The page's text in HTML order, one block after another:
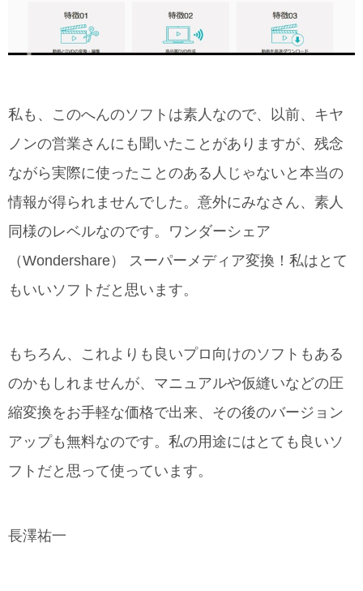
私も、このへんのソフトは素人なので、以前、キヤ
ノンの営業さんにも聞いたことがありますが、残念
ながら実際に使ったことのある人じゃないと本当の
情報が得られませんでした。意外にみなさん、素人
同様のレベルなのです。ワンダーシェア
（Wondershare） スーパーメディア変換！私はとて
もいいソフトだと思います。
もちろん、これよりも良いプロ向けのソフトもある
のかもしれませんが、マニュアルや仮縫いなどの圧
縮変換をお手軽な価格で出来、その後のバージョン
アップも無料なのです。私の用途にはとても良いソ
フトだと思って使っています。
長澤祐一